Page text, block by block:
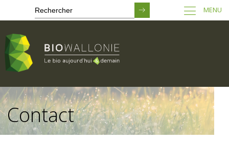
Passer
au
contenu
principal
MENU
Contact